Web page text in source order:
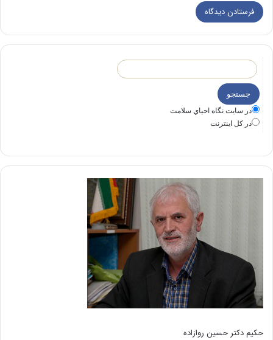
در سايت نگاه احياي سلامت
در كل اينترنت
حکیم دکتر حسین روازاده